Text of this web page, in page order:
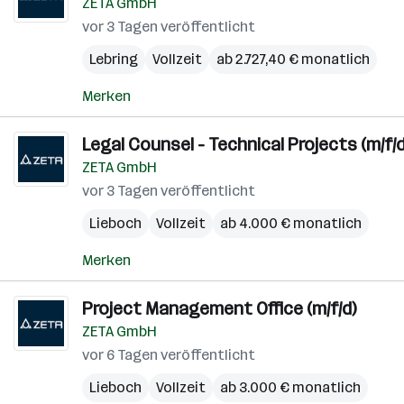
vor 3 Tagen veröffentlicht
Lebring
Vollzeit ab 2.727,40 € monatlich
Merken
Legal Counsel - Technical Projects (m/f/
ZETA GmbH
vor 3 Tagen veröffentlicht
Lieboch
Vollzeit ab 4.000 € monatlich
Merken
Project Management Office (m/f/d)
ZETA GmbH
vor 6 Tagen veröffentlicht
Lieboch
Vollzeit ab 3.000 € monatlich